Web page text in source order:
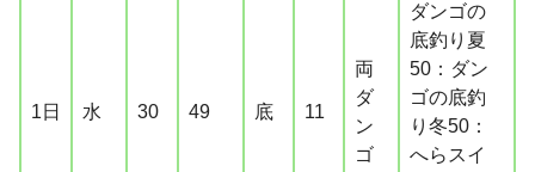
1日 水 30 49 底 11
両
ダ
ン
ゴ
ダンゴの
底釣り夏
50：ダン
ゴの底釣
り冬50：
へらスイ